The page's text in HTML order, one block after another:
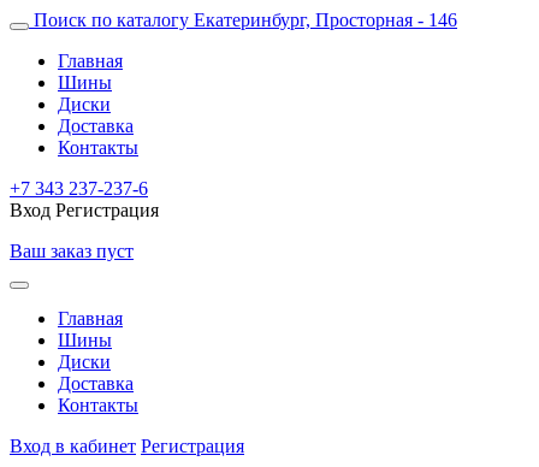
Поиск по каталогу Екатеринбург, Просторная - 146
Главная
Шины
Диски
Доставка
Контакты
+7 343 237-237-6
Вход Регистрация
Ваш заказ пуст
Главная
Шины
Диски
Доставка
Контакты
Вход в кабинет Регистрация